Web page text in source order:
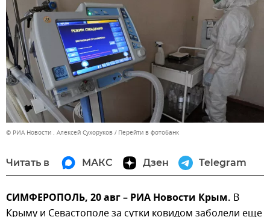
© РИА Новости . Алексей Сухоруков Перейти в фотобанк
Читать в МАКС Дзен Telegram
СИМФЕРОПОЛЬ, 20 авг – РИА Новости Крым. В
Крыму и Севастополе за сутки ковидом заболели еще